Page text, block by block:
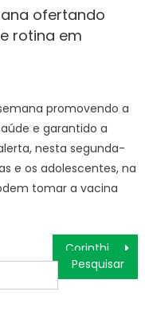
ofertando
rotina em
promovendo a
e garantido a
nesta segunda-
e os adolescentes, na
tomar a vacina